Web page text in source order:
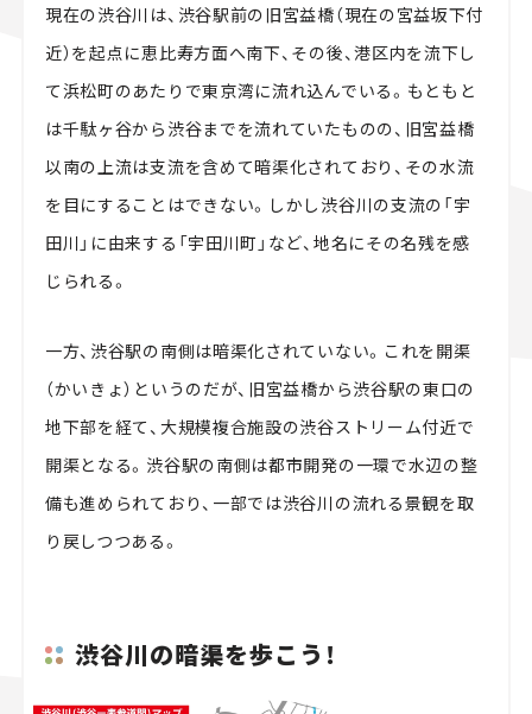
現在の渋谷川は、渋谷駅前の旧宮益橋（現在の宮益坂下付
近）を起点に恵比寿方面へ南下、その後、港区内を流下し
て浜松町のあたりで東京湾に流れ込んでいる。もともと
は千駄ヶ谷から渋谷までを流れていたものの、旧宮益橋
以南の上流は支流を含めて暗渠化されており、その水流
を目にすることはできない。しかし渋谷川の支流の「宇
田川」に由来する「宇田川町」など、地名にその名残を感
じられる。
一方、渋谷駅の南側は暗渠化されていない。これを開渠
（かいきょ）というのだが、旧宮益橋から渋谷駅の東口の
地下部を経て、大規模複合施設の渋谷ストリーム付近で
開渠となる。渋谷駅の南側は都市開発の一環で水辺の整
備も進められており、一部では渋谷川の流れる景観を取
り戻しつつある。
渋谷川の暗渠を歩こう！